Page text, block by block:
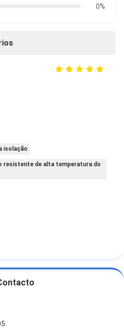
0%
isolação
resistente de alta temperatura do